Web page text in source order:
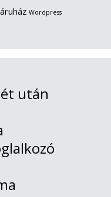
Wordpress
után